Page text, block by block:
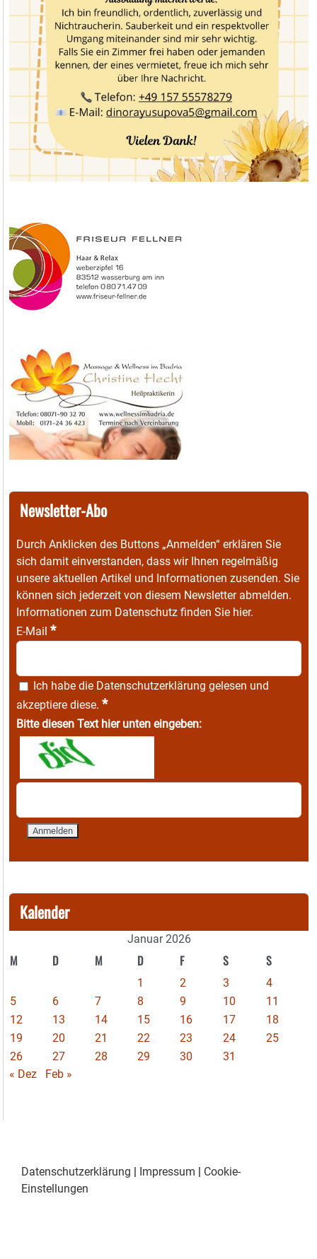
Newsletter-Abo
Durch Anklicken des Buttons „Anmelden“ erklären Sie
sich damit einverstanden, dass wir Ihnen regelmäßig
unsere aktuellen Artikel und Informationen zusenden. Sie
können sich jederzeit von diesem Newsletter abmelden.
Informationen zum Datenschutz finden Sie hier.
E-Mail *
Ich habe die Datenschutzerklärung gelesen und
akzeptiere diese. *
Bitte diesen Text hier unten eingeben:
Kalender
Januar 2026
M D M D F S S
1 2 3
4
5
6 7 8 9 10
11
12
13 14 15 16 17
18
19
20 21 22 23 24
25
26
27 28 29 30
31
« Dez
Feb »
Datenschutzerklärung | Impressum | Cookie-
Einstellungen